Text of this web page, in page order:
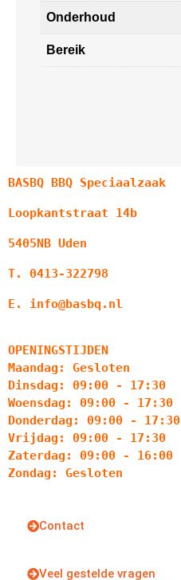
Onderhoud
Bereik
BASBQ BBQ Speciaalzaak
Loopkantstraat 14b
5405NB Uden
T. 0413-322798
E. info@basbq.nl
OPENINGSTIJDEN
Maandag: Gesloten
Dinsdag: 09:00 - 17:30
Woensdag: 09:00 - 17:30
Donderdag: 09:00 - 17:30
Vrijdag: 09:00 - 17:30
Zaterdag: 09:00 - 16:00
Zondag: Gesloten
Contact
Veel gestelde vragen